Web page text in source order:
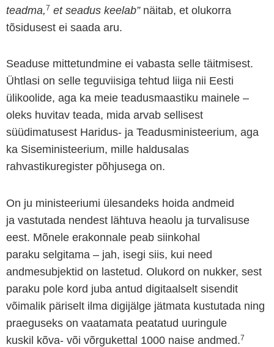
teadma,7 et seadus keelab”näitab, et olukorra
tõsidusest ei saada aru.
Seaduse mittetundmine ei vabasta selle täitmisest.
Ühtlasi on selle teguviisiga tehtud liiga nii Eesti
ülikoolide, aga ka meie teadusmaastiku mainele –
oleks huvitav teada, mida arvab sellisest
süüdimatusest Haridus- ja Teadusministeerium, aga
ka Siseministeerium, mille haldusalas
rahvastikuregister põhjusega on.
On ju ministeeriumi ülesandeks hoida andmeid
ja vastutada nendest lähtuva heaolu ja turvalisuse
eest. Mõnele erakonnale peab siinkohal
paraku selgitama – jah, isegi siis, kui need
andmesubjektid on lastetud. Olukord on nukker, sest
paraku pole kord juba antud digitaalselt sisendit
võimalik päriselt ilma digijälge jätmata kustutada ning
praeguseks on vaatamata peatatud uuringule
kuskil kõva- või võrgukettal 1000 naise andmed.7